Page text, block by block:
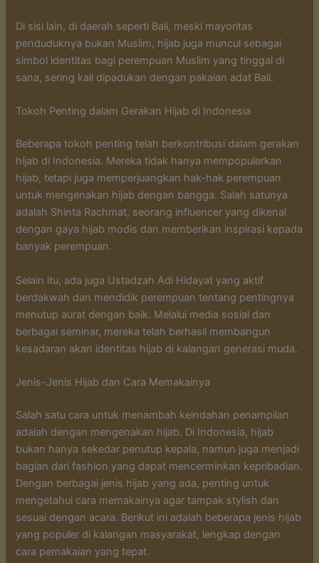
Di sisi lain, di daerah seperti Bali, meski mayoritas
penduduknya bukan Muslim, hijab juga muncul sebagai
simbol identitas bagi perempuan Muslim yang tinggal di
sana, sering kali dipadukan dengan pakaian adat Bali.
Tokoh Penting dalam Gerakan Hijab di Indonesia
Beberapa tokoh penting telah berkontribusi dalam gerakan
hijab di Indonesia. Mereka tidak hanya mempopulerkan
hijab, tetapi juga memperjuangkan hak-hak perempuan
untuk mengenakan hijab dengan bangga. Salah satunya
adalah Shinta Rachmat, seorang influencer yang dikenal
dengan gaya hijab modis dan memberikan inspirasi kepada
banyak perempuan.
Selain itu, ada juga Ustadzah Adi Hidayat yang aktif
berdakwah dan mendidik perempuan tentang pentingnya
menutup aurat dengan baik. Melalui media sosial dan
berbagai seminar, mereka telah berhasil membangun
kesadaran akan identitas hijab di kalangan generasi muda.
Jenis-Jenis Hijab dan Cara Memakainya
Salah satu cara untuk menambah keindahan penampilan
adalah dengan mengenakan hijab. Di Indonesia, hijab
bukan hanya sekedar penutup kepala, namun juga menjadi
bagian dari fashion yang dapat mencerminkan kepribadian.
Dengan berbagai jenis hijab yang ada, penting untuk
mengetahui cara memakainya agar tampak stylish dan
sesuai dengan acara. Berikut ini adalah beberapa jenis hijab
yang populer di kalangan masyarakat, lengkap dengan
cara pemakaian yang tepat.